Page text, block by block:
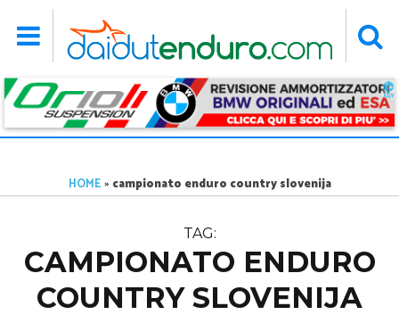
HOME» campionato enduro country slovenija
TAG:
CAMPIONATO ENDURO
COUNTRY SLOVENIJA